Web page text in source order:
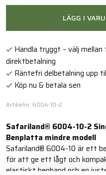
LÄGG I
Handla tryggt – välj
direktbetalning
Räntefri delbetalning upp
Köp nu & betala sen
Artikelnr: 6004-10-2
Safariland® 6004-10-2
Benplatta mindre modell
Safariland® 6004-10 är ett
för att ge ett lågt och
elastiskt benband och en